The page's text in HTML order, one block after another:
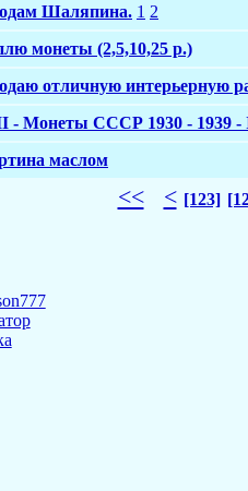
Шаляпина. 1 2
монеты (2,5,10,25 р.)
отличную интерьерную
- Монеты СССР 1930 - 1939 -
маслом
<< < [123]